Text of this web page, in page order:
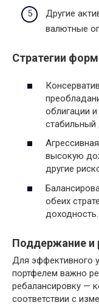
Другие
валютные
Стратегии
облигации
высокую
другие
обеих
доходность.
Поддержание и
Для эффективного
портфелем важно
ребалансировку —
соответствии с